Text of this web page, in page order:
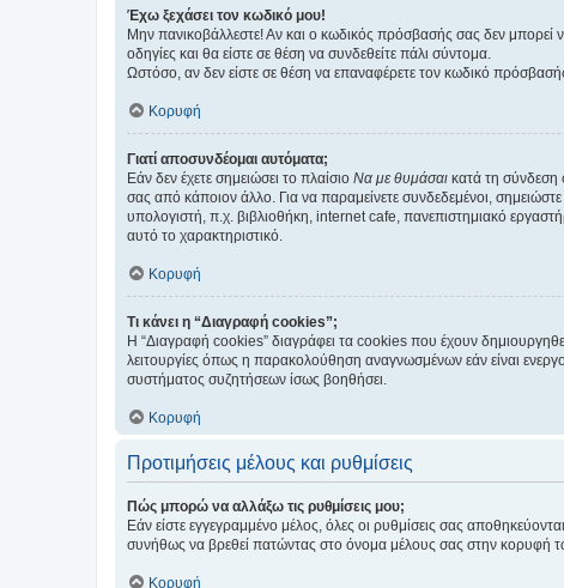
Έχω ξεχάσει τον κωδικό μου!
Μην πανικοβάλλεστε! Αν και ο κωδικός πρόσβασής σας δεν μπορεί
οδηγίες και θα είστε σε θέση να συνδεθείτε πάλι σύντομα.
Ωστόσο, αν δεν είστε σε θέση να επαναφέρετε τον κωδικό
Κορυφή
Γιατί αποσυνδέομαι αυτόματα;
Εάν δεν έχετε σημειώσει το πλαίσιο Να με θυμάσαι κατά τη σύνδεση
σας από κάποιον άλλο. Για να παραμείνετε συνδεδεμένοι, σημειώστε
υπολογιστή, π.χ. βιβλιοθήκη, internet cafe, πανεπιστημιακό
αυτό το χαρακτηριστικό.
Κορυφή
Τι κάνει η “Διαγραφή cookies”;
Η “Διαγραφή cookies” διαγράφει τα cookies που έχουν
λειτουργίες όπως η παρακολούθηση αναγνωσμένων εάν είναι
συστήματος συζητήσεων ίσως βοηθήσει.
Κορυφή
Προτιμήσεις μέλους και ρυθμίσεις
Πώς μπορώ να αλλάξω τις ρυθμίσεις μου;
Εάν είστε εγγεγραμμένο μέλος, όλες οι ρυθμίσεις σας
συνήθως να βρεθεί πατώντας στο όνομα μέλους σας στην κορυφή
Κορυφή